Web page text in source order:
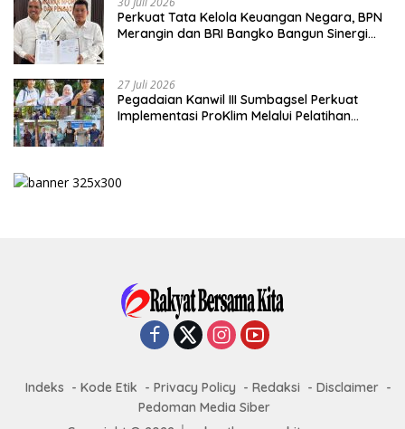
Perkuat Tata Kelola Keuangan Negara, BPN
Merangin dan BRI Bangko Bangun Sinergi
27 Juli 2026
Pegadaian Kanwil III Sumbagsel Perkuat
Implementasi ProKlim Melalui Pelatihan
Indeks Kode Etik Privacy Policy Redaksi
Disclaimer
Pedoman Media Siber